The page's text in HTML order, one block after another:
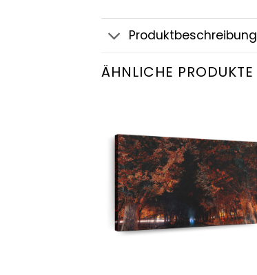
Produktbeschreibung
ÄHNLICHE PRODUKTE